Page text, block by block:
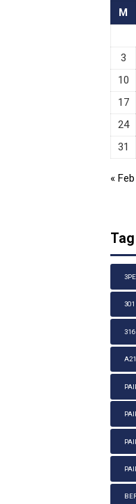
M
3
10
17
24
31
« Feb
Tag
3PE
301
316